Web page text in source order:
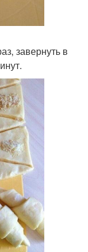
завернуть в